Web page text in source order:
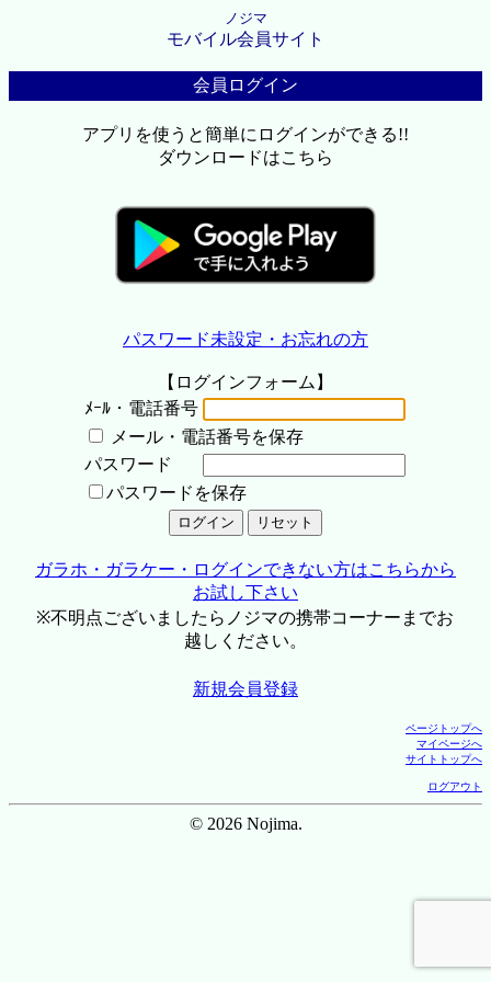
ノジマ
モバイル会員サイト
会員ログイン
アプリを使うと簡単にログインができる!!
ダウンロードはこちら
パスワード未設定・お忘れの方
【ログインフォーム】
ﾒｰﾙ・電話番号
メール・電話番号を保存
パスワード
パスワードを保存
ガラホ・ガラケー・ログインできない方はこちらから
お試し下さい
※不明点ございましたらノジマの携帯コーナーまでお
越しください。
新規会員登録
ページトップへ
マイページへ
サイトトップへ
ログアウト
© 2026 Nojima.